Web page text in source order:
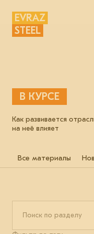
EVRAZ
STEEL
В КУРСЕ
Как развивается
на неё влияет
Все материалы